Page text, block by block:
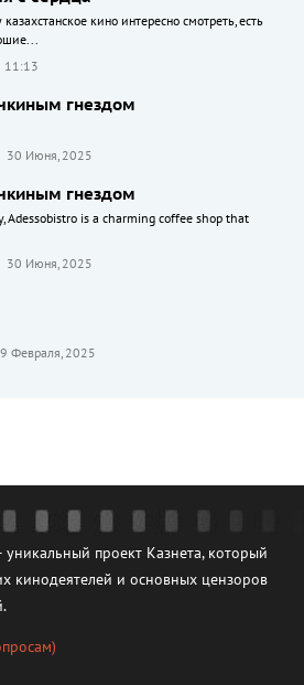
кино интересно смотреть, есть
11:13
гнездом
30 Июня, 2025
гнездом
is a charming coffee shop that
30 Июня, 2025
Февраля, 2025
проект Казнета, который
кинодеятелей и основных цензоров